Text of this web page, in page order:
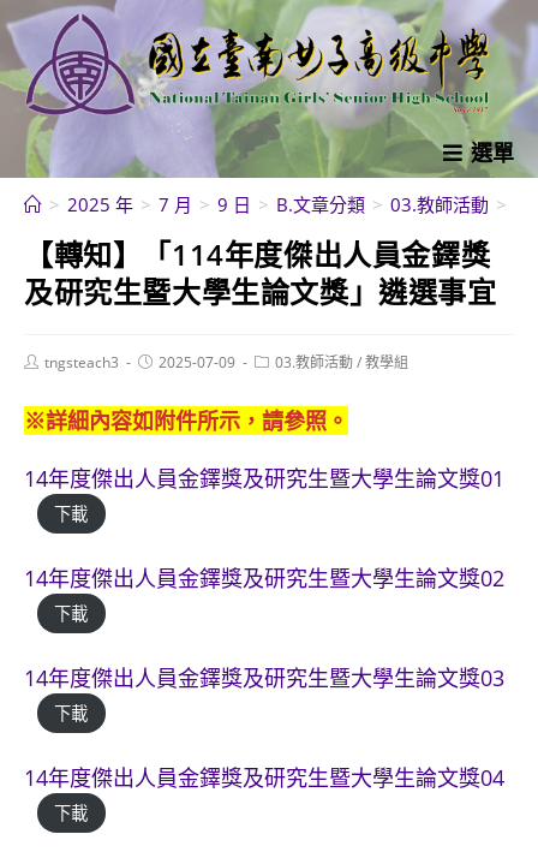
跳
轉
至
內
選單
> 2025 年 > 7 月 > 9 日 > B.文章分類 > 03.教師活動 >
【轉知】「114年度傑出人員金鐸獎
及研究生暨大學生論文獎」遴選事宜
Posttngsteach3
Post2025-07-09
Post03.教師活動/教學組
※詳細內容如附件所示，請參照。
14年度傑出人員金鐸獎及研究生暨大學生論文獎01
下載
14年度傑出人員金鐸獎及研究生暨大學生論文獎02
下載
14年度傑出人員金鐸獎及研究生暨大學生論文獎03
下載
14年度傑出人員金鐸獎及研究生暨大學生論文獎04
下載